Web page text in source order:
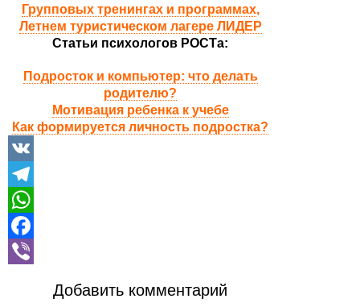
Групповых тренингах и программах,
Летнем туристическом лагере ЛИДЕР
Статьи психологов РОСТа:
Подросток и компьютер: что делать
родителю?
Мотивация ребенка к учебе
Как формируется личность подростка?
Добавить комментарий